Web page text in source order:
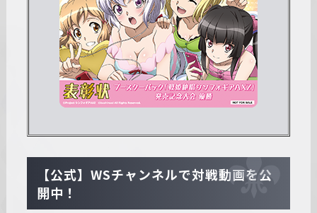
【公式】WSチャンネルで対戦動画を公
開中！